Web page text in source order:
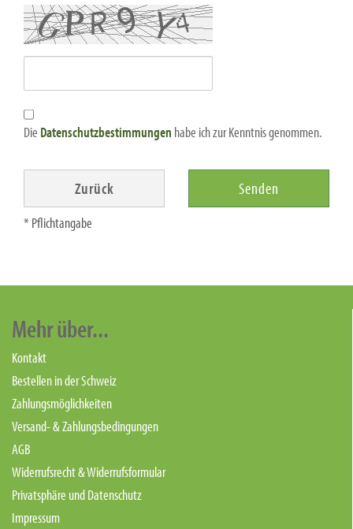
Die Datenschutzbestimmungen habe ich zur Kenntnis genommen.
Zurück Senden
* Pflichtangabe
Mehr über...
Kontakt
Bestellen in der Schweiz
Zahlungsmöglichkeiten
Versand- & Zahlungsbedingungen
AGB
Widerrufsrecht & Widerrufsformular
Privatsphäre und Datenschutz
Impressum